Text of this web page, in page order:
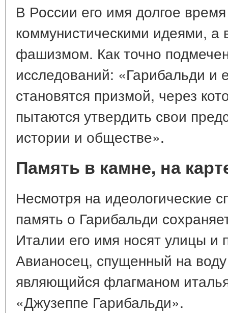
В России его имя долгое
коммунистическими идеями,
фашизмом. Как точно
исследований: «Гарибальди и
становятся призмой, через
пытаются утвердить свои
истории и обществе».
Память в камне, на
Несмотря на идеологические
память о Гарибальди
Италии его имя носят улицы
Авианосец, спущенный на
являющийся флагманом
«Джузеппе Гарибальди».